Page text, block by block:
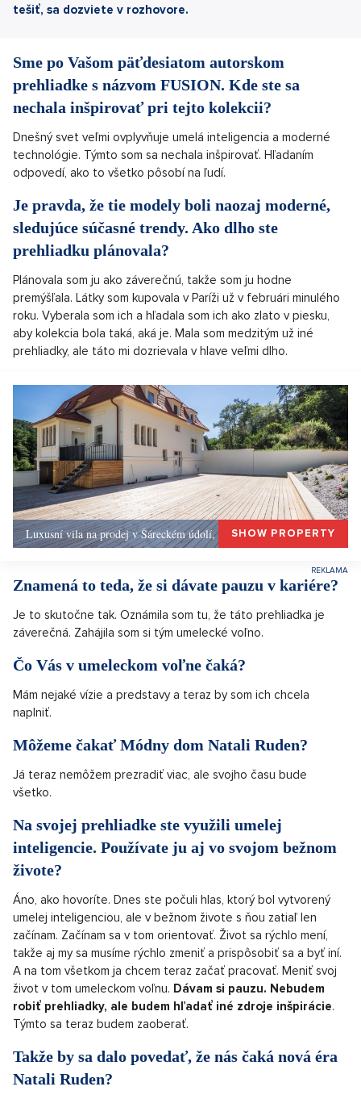
tešiť, sa dozviete v rozhovore.
Sme po Vašom päťdesiatom autorskom
prehliadke s názvom FUSION. Kde ste sa
nechala inšpirovať pri tejto kolekcii?
Dnešný svet veľmi ovplyvňuje umelá inteligencia a moderné
technológie. Týmto som sa nechala inšpirovať. Hľadaním
odpovedí, ako to všetko pôsobí na ľudí.
Je pravda, že tie modely boli naozaj moderné,
sledujúce súčasné trendy. Ako dlho ste
prehliadku plánovala?
Plánovala som ju ako záverečnú, takže som ju hodne
premýšľala. Látky som kupovala v Paríži už v februári minulého
roku. Vyberala som ich a hľadala som ich ako zlato v piesku,
aby kolekcia bola taká, aká je. Mala som medzitým už iné
prehliadky, ale táto mi dozrievala v hlave veľmi dlho.
Luxusní vila na prodej v Šáreckém údolí, Praha 6SHOW PROPERTY
Znamená to teda, že si dávate pauzu v kariére?
Je to skutočne tak. Oznámila som tu, že táto prehliadka je
záverečná. Zahájila som si tým umelecké voľno.
Čo Vás v umeleckom voľne čaká?
Mám nejaké vízie a predstavy a teraz by som ich chcela
naplniť.
Môžeme čakať Módny dom Natali Ruden?
Já teraz nemôžem prezradiť viac, ale svojho času bude
všetko.
Na svojej prehliadke ste využili umelej
inteligencie. Používate ju aj vo svojom bežnom
živote?
Áno, ako hovoríte. Dnes ste počuli hlas, ktorý bol vytvorený
umelej inteligenciou, ale v bežnom živote s ňou zatiaľ len
začínam. Začínam sa v tom orientovať. Život sa rýchlo mení,
takže aj my sa musíme rýchlo zmeniť a prispôsobiť sa a byť iní.
A na tom všetkom ja chcem teraz začať pracovať. Meniť svoj
život v tom umeleckom voľnu. Dávam si pauzu. Nebudem
robiť prehliadky, ale budem hľadať iné zdroje inšpirácie.
Týmto sa teraz budem zaoberať.
Takže by sa dalo povedať, že nás čaká nová éra
Natali Ruden?